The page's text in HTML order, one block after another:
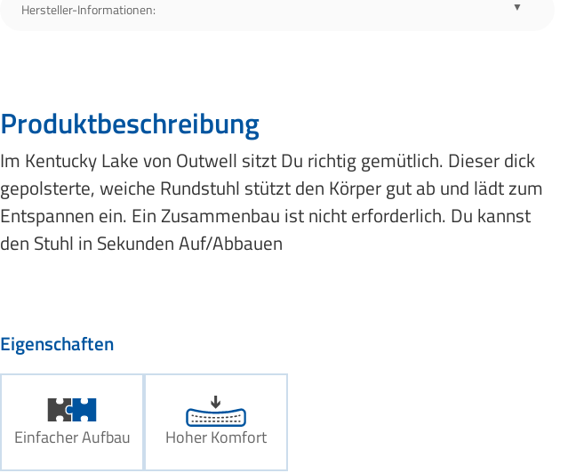
Hersteller-Informationen:
Produktbeschreibung
Im Kentucky Lake von Outwell sitzt Du richtig gemütlich. Dieser dick
gepolsterte, weiche Rundstuhl stützt den Körper gut ab und lädt zum
Entspannen ein. Ein Zusammenbau ist nicht erforderlich. Du kannst
den Stuhl in Sekunden Auf/Abbauen
Eigenschaften
Einfacher Aufbau Hoher Komfort